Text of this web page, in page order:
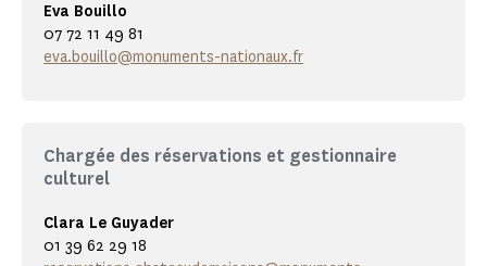
Eva Bouillo
07 72 11 49 81
eva.bouillo@monuments-nationaux.fr
Chargée des réservations et gestionnaire
culturel
Clara Le Guyader
01 39 62 29 18